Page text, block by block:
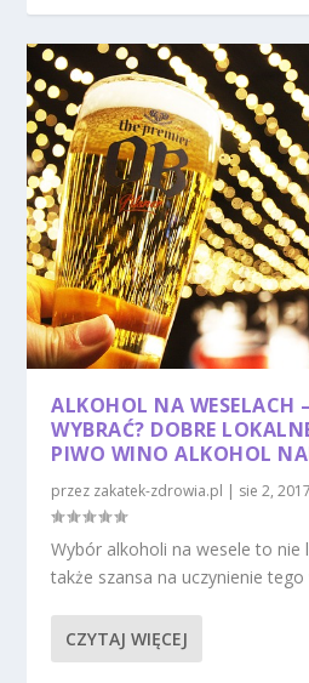
ALKOHOL NA WESELACH
WYBRAĆ? DOBRE
PIWO WINO ALKOHOL
przez zakatek-zdrowia.pl | sie 2, 2017
Wybór alkoholi na wesele to nie
także szansa na uczynienie
CZYTAJ WIĘCEJ